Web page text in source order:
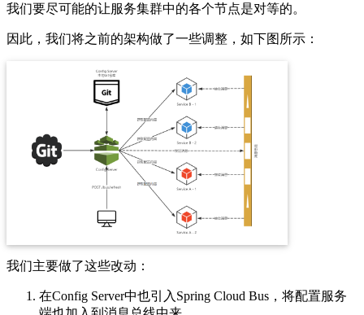
我们要尽可能的让服务集群中的各个节点是对等的。
因此，我们将之前的架构做了一些调整，如下图所示：
我们主要做了这些改动：
在Config Server中也引入Spring Cloud Bus，将配置服务